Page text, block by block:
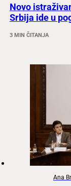
Novo
Srbija ide u
3 MIN ČITANJA
Ana